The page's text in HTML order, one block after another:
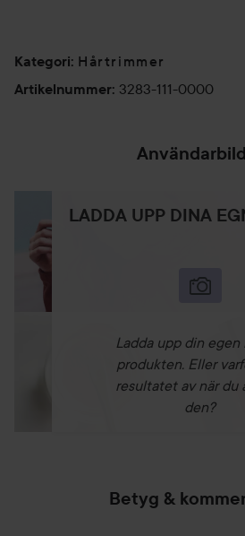
Kategori: Hårtrimmer
Artikelnummer: 3283-111-0000
LADDA UPP DINA
Ladda upp din egen
produkten. Eller
resultatet av när du
den?
Betyg &